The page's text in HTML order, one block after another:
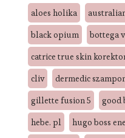
aloes holika
black opium
bottega
catrice true skin
cliv
dermedic
gillette fusion 5
good
hebe. pl
hugo boss